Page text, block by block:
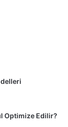
Optimize Edilir?